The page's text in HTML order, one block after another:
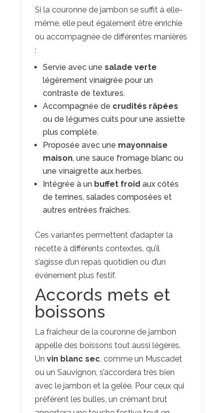
Si la couronne de jambon se suffit à elle-
même, elle peut également être enrichie
ou accompagnée de différentes manières
:
Servie avec une salade verte
légèrement vinaigrée pour un
contraste de textures.
Accompagnée de crudités râpées
ou de légumes cuits pour une assiette
plus complète.
Proposée avec une mayonnaise
maison, une sauce fromage blanc ou
une vinaigrette aux herbes.
Intégrée à un buffet froid aux côtés
de terrines, salades composées et
autres entrées fraîches.
Ces variantes permettent d’adapter la
recette à différents contextes, qu’il
s’agisse d’un repas quotidien ou d’un
événement plus festif.
Accords mets et
boissons
La fraîcheur de la couronne de jambon
appelle des boissons tout aussi légères.
Un vin blanc sec , comme un Muscadet
ou un Sauvignon, s’accordera très bien
avec le jambon et la gelée. Pour ceux qui
préfèrent les bulles, un crémant brut